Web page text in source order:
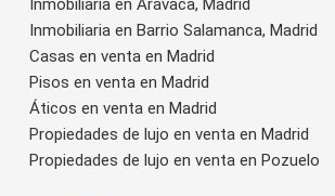
Inmobiliaria en Aravaca, Madrid
Inmobiliaria en Barrio Salamanca, Madrid
Casas en venta en Madrid
Pisos en venta en Madrid
Áticos en venta en Madrid
Propiedades de lujo en venta en Madrid
Propiedades de lujo en venta en Pozuelo